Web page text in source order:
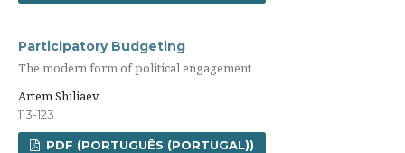
Participatory Budgeting
The modern form of political engagement
Artem Shiliaev
113-123
PDF (PORTUGUÊS (PORTUGAL))